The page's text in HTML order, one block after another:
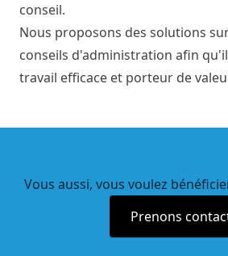
conseil.
Nous proposons des solutions
conseils d'administration afin
travail efficace et porteur de
Vous aussi, vous voulez
Prenons